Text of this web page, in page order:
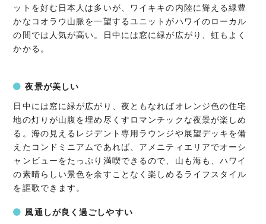
ットを好む日本人は多いが、ワイキキの内陸に聳える緑豊
かなコオラウ山脈を一望するユニットがハワイのローカル
の間では人気が高い。日中には窓に緑が広がり、虹もよく
かかる。
夜景が美しい
日中には窓に緑が広がり、夜ともなればオレンジ色の住宅
地の灯りが山腹を埋め尽くすロマンチックな夜景が楽しめ
る。海の見えるレジデント専用ラウンジや展望デッキを備
えたコンドミニアムであれば、アメニティエリアでオーシ
ャンビューをたっぷり満喫できるので、山も海も、ハワイ
の素晴らしい景色を余すことなく楽しめるライフスタイル
を謳歌できます。
風通しが良く過ごしやすい